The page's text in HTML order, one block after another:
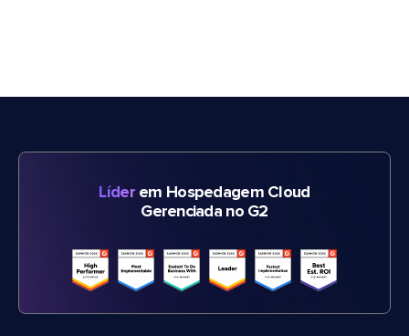
Líderem Hospedagem Cloud
Gerenciada no G2